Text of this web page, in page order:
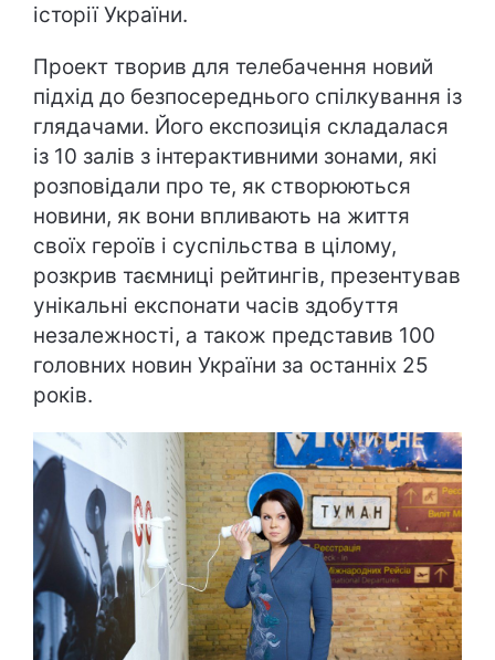
історії України.
Проект творив для телебачення новий
підхід до безпосереднього спілкування із
глядачами. Його експозиція складалася
із 10 залів з інтерактивними зонами, які
розповідали про те, як створюються
новини, як вони впливають на життя
своїх героїв і суспільства в цілому,
розкрив таємниці рейтингів, презентував
унікальні експонати часів здобуття
незалежності, а також представив 100
головних новин України за останніх 25
років.